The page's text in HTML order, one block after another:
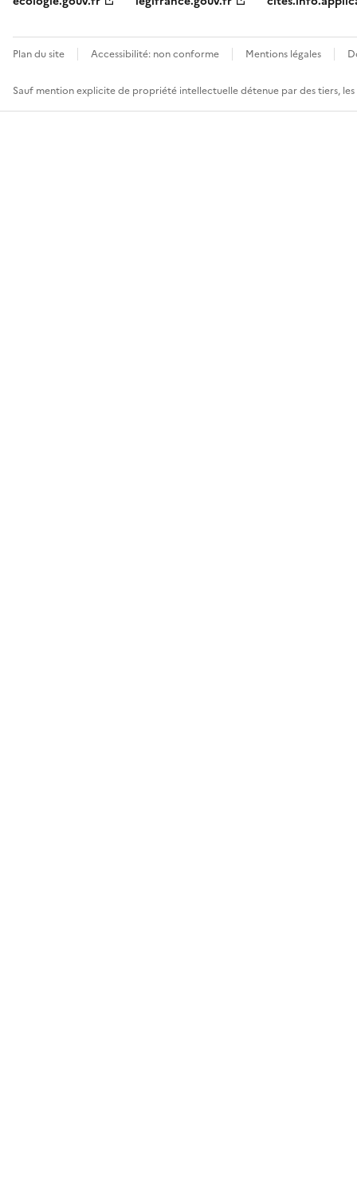
Plan du site Accessibilité: non conforme Mentions légales
Sauf mention explicite de propriété intellectuelle détenue par des tiers,